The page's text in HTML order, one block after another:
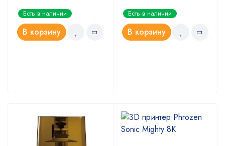
Оценка
5.00из 5
Есть в наличии
В корзину
Оценка
4.67из 5
Есть в наличии
В корзину